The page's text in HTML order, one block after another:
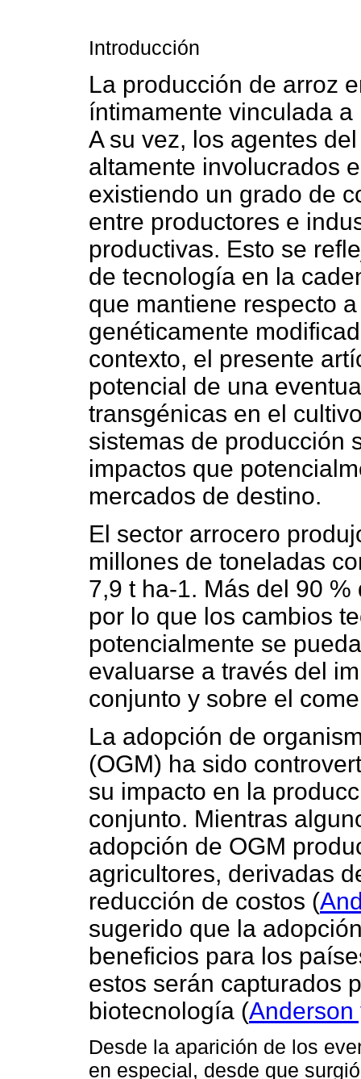
Introducción
La producción de arroz
íntimamente vinculada
A su vez, los agentes
altamente involucrados
existiendo un grado de
entre productores e
productivas. Esto se
de tecnología en la
que mantiene respecto
genéticamente
contexto, el presente
potencial de una
transgénicas en el
sistemas de producción
impactos que
mercados de destino.
El sector arrocero
millones de toneladas
7,9 t ha-1. Más del 90
por lo que los cambios
potencialmente se
evaluarse a través del
conjunto y sobre el
La adopción de
(OGM) ha sido
su impacto en la
conjunto. Mientras
adopción de OGM
agricultores, derivadas
reducción de costos (
sugerido que la
beneficios para los
estos serán capturados
biotecnología (Anderson
Desde la aparición de los
en especial, desde que